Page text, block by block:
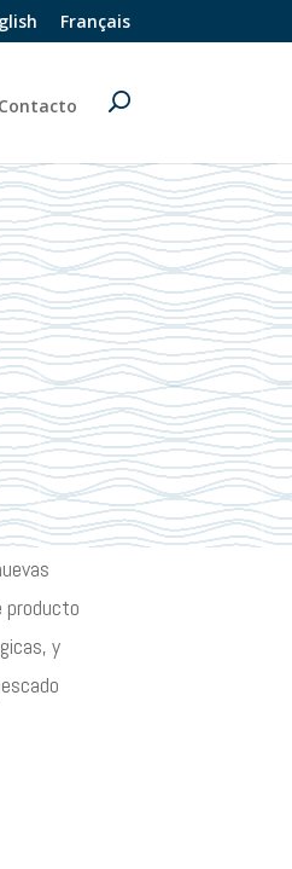
Français
Contacto
producto
y